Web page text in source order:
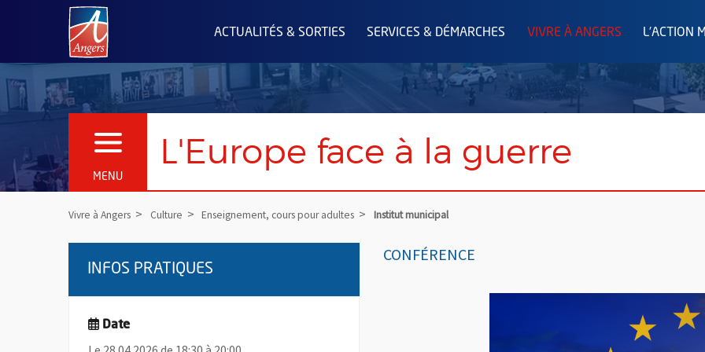
Angers.fr : Retour à l'accueil
ACTUALITÉS & SORTIES SERVICES & DÉMARCHES VIVRE À ANGERS L'ACTION
MENU
OUVRIR LE MENU L'Europe face à la guerre
Vivre à Angers Culture Enseignement, cours pour adultes Institut municipal
CONFÉRENCE
INFOS PRATIQUES
Date